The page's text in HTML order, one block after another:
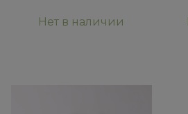
Нет в наличии